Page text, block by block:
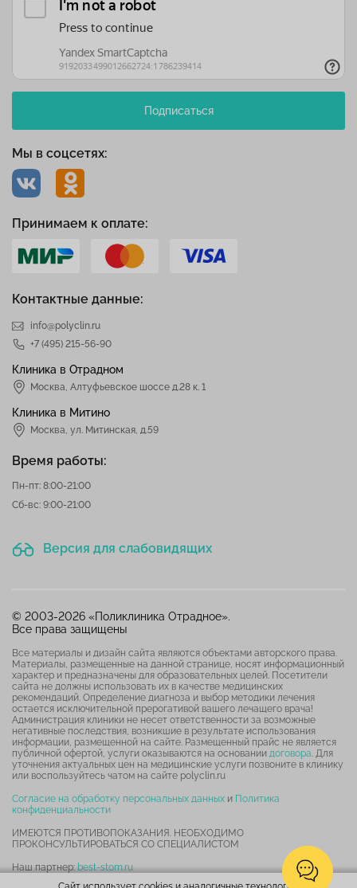
Контактные данные:
info@polyclin.ru
+7 (495) 215-56-90
Клиника в Отрадном
Москва Алтуфьевское шоссе д.28 к. 1
Клиника в Митино
Москва, ул. Митинская, д.59
Время работы:
Пн-пт: 8:00-21:00
Сб-вс: 9:00-21:00
Мы в соцсетях:
Подписаться
Версия для слабовидящих
Принимаем к оплате:
© 2003-2026 «Поликлиника Отрадное».
Все права защищены
Все материалы и дизайн сайта являются объектами авторского права.
Материалы, размещенные на данной странице, носят информационный
характер и предназначены для образовательных целей. Посетители
сайта не должны использовать их в качестве медицинских
рекомендаций. Определение диагноза и выбор методики лечения
остается исключительной прерогативой вашего лечащего врача!
Администрация клиники не несет ответственности за возможные
негативные последствия, возникшие в результате использования
информации, размещенной на сайте. Размещенный прайс не является
публичной офертой, услуги оказываются на основании договора . Для
уточнения актуальных цен на медицинские услуги позвоните в клинику
или воспользуйтесь чатом на сайте polyclin.ru
Согласие на обработку персональных данных и Политика
конфиденциальности
ИМЕЮТСЯ ПРОТИВОПОКАЗАНИЯ. НЕОБХОДИМО
ПРОКОНСУЛЬТИРОВАТЬСЯ СО СПЕЦИАЛИСТОМ
Наш партнер: best-stom.ru